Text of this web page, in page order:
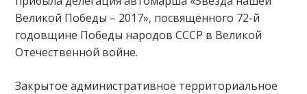
Великой Победы – 2017», посвящённого 72-й
годовщине Победы народов СССР в Великой
Отечественной войне.
Закрытое административное территориальное